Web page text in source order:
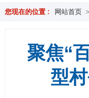
您现在的位置 : 网站首页
聚焦“
型